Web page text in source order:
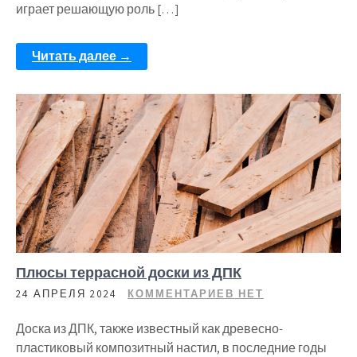
играет решающую роль […]
Читать далее →
Плюсы террасной доски из ДПК
24 АПРЕЛЯ 2024 КОММЕНТАРИЕВ НЕТ
Доска из ДПК, также известный как древесно-
пластиковый композитный настил, в последние годы